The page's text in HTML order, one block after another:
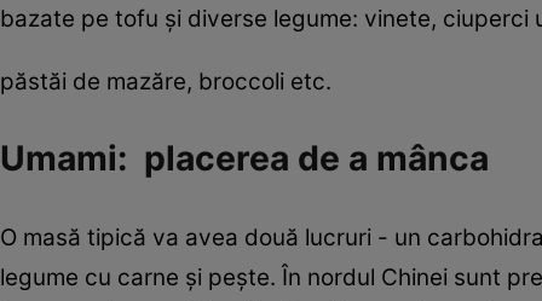
bazate pe tofu şi diverse legume: vinete, ciuperci
păstăi de mazăre, broccoli etc.
Umami: placerea de a mânca
O masă tipică va avea două lucruri - un
legume cu carne şi peşte. În nordul Chinei sunt